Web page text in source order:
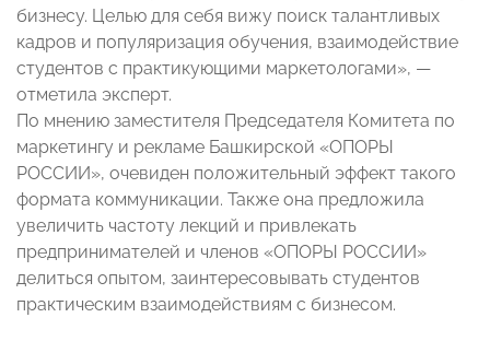
бизнесу. Целью для себя вижу поиск талантливых
кадров и популяризация обучения, взаимодействие
студентов с практикующими маркетологами», —
отметила эксперт.
По мнению заместителя Председателя Комитета по
маркетингу и рекламе Башкирской «ОПОРЫ
РОССИИ», очевиден положительный эффект такого
формата коммуникации. Также она предложила
увеличить частоту лекций и привлекать
предпринимателей и членов «ОПОРЫ РОССИИ»
делиться опытом, заинтересовывать студентов
практическим взаимодействиям с бизнесом.